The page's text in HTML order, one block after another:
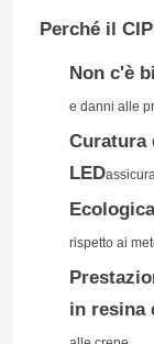
Casa
Prodotti
Circa noi
Perché il
Non c'è
e danni alle
Curatura
LED
rispetto ai
in resina